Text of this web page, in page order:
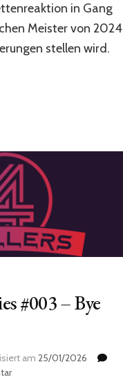
Renaissance? in Gang
Meister von 2024
stellen wird.
#003 – Bye
am 25/01/2026
zu